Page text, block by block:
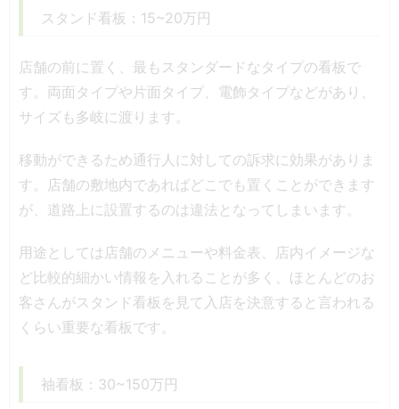
スタンド看板：15~20万円
店舗の前に置く、最もスタンダードなタイプの看板で
す。両面タイプや片面タイプ、電飾タイプなどがあり、
サイズも多岐に渡ります。
移動ができるため通行人に対しての訴求に効果がありま
す。店舗の敷地内であればどこでも置くことができます
が、道路上に設置するのは違法となってしまいます。
用途としては店舗のメニューや料金表、店内イメージな
ど比較的細かい情報を入れることが多く、ほとんどのお
客さんがスタンド看板を見て入店を決意すると言われる
くらい重要な看板です。
袖看板：30~150万円